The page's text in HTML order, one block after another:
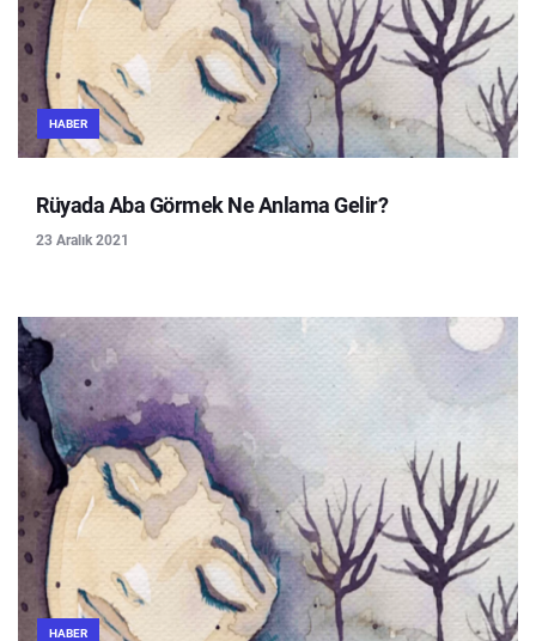
HABER
Rüyada Aba Görmek Ne Anlama Gelir?
23 Aralık 2021
HABER